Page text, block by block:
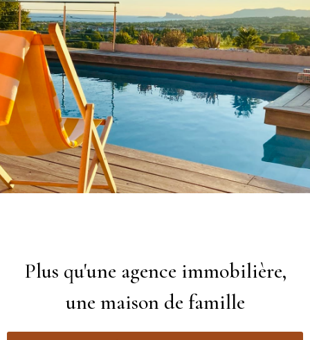
Plus qu'une agence immobilière,
une maison de famille